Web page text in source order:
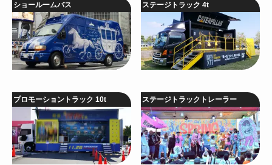
ショールームバス ステージトラック 4t
プロモーショントラック 10t ステージトラックトレーラー